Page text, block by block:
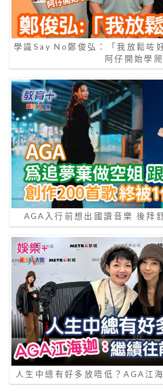
學識Say No鄭俊弘：「我放鬆咗
阿仔開始學爬
AGA入行前想出國讀音樂 後拜
人生中總有好多放唔低？AGA江